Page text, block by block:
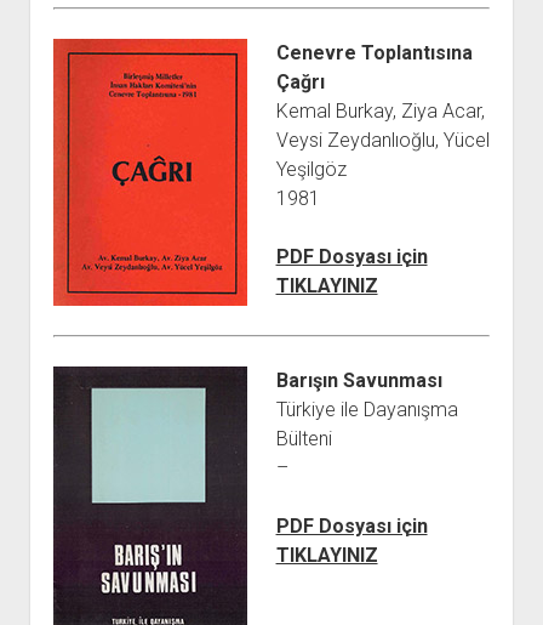
Cenevre Toplantısına
Çağrı
Kemal Burkay, Ziya Acar,
Veysi Zeydanlıoğlu, Yücel
Yeşilgöz
1981
PDF Dosyası için
TIKLAYINIZ
Barışın Savunması
Türkiye ile Dayanışma
Bülteni
–
PDF Dosyası için
TIKLAYINIZ